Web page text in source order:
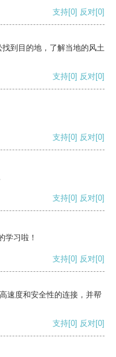
支持[0] 反对[0]
到目的地，了解当地的风土
支持[0] 反对[0]
支持[0] 反对[0]
支持[0] 反对[0]
学习啦！
支持[0] 反对[0]
速度和安全性的连接，并帮
支持[0] 反对[0]